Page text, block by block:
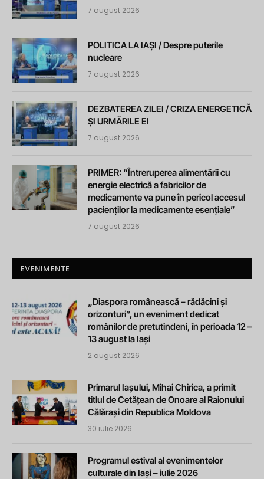
7 august 2026
POLITICA LA IAȘI / Despre puterile
nucleare
7 august 2026
DEZBATEREA ZILEI / CRIZA ENERGETICĂ
ȘI URMĂRILE EI
7 august 2026
PRIMER: “Întreruperea alimentării cu
energie electrică a fabricilor de
medicamente va pune în pericol accesul
pacienților la medicamente esențiale”
7 august 2026
EVENIMENTE
„Diaspora românească – rădăcini și
orizonturi”, un eveniment dedicat
românilor de pretutindeni, în perioada 12 –
13 august la Iași
2 august 2026
Primarul Iașului, Mihai Chirica, a primit
titlul de Cetățean de Onoare al Raionului
Călărași din Republica Moldova
30 iulie 2026
Programul estival al evenimentelor
culturale din Iași – iulie 2026